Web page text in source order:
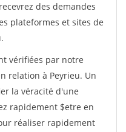
des demandes
plateformes et sites de
vérifiées par notre
relation à Peyrieu. Un
la véracité d'une
rapidement $etre en
réaliser rapidement